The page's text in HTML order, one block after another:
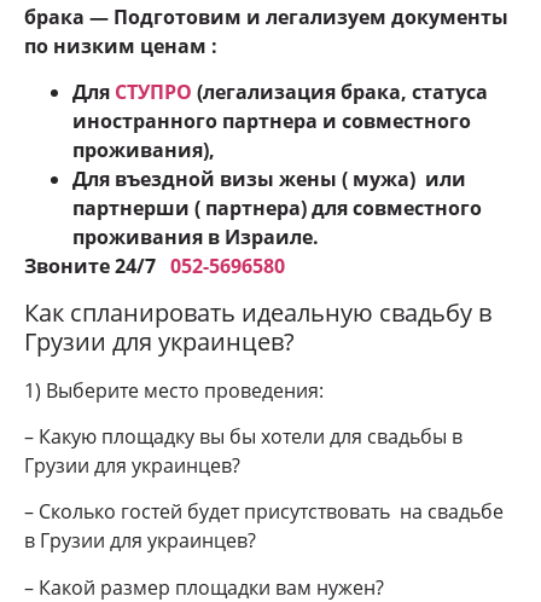
брака — Подготовим и легализуем документы
по низким ценам :
Для СТУПРО (легализация брака, статуса
иностранного партнера и совместного
проживания),
Для въездной визы жены ( мужа) или
партнерши ( партнера) для совместного
проживания в Израиле.
Звоните 24/7 052-5696580
Как спланировать идеальную свадьбу в
Грузии для украинцев?
1) Выберите место проведения:
– Какую площадку вы бы хотели для свадьбы в
Грузии для украинцев?
– Сколько гостей будет присутствовать на свадьбе
в Грузии для украинцев?
– Какой размер площадки вам нужен?